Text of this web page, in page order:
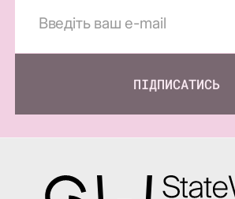
ПІДПИСАТИСЬ